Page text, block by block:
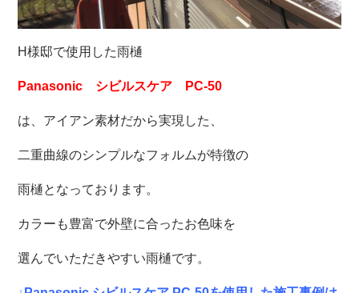
H様邸で使用した雨樋
Panasonic シビルスケア PC-50
は、アイアン素材だから実現した、
二重曲線のシンプルなフォルムが特徴の
雨樋となっております。
カラーも豊富で外壁に合ったお色味を
選んでいただきやすい雨樋です。